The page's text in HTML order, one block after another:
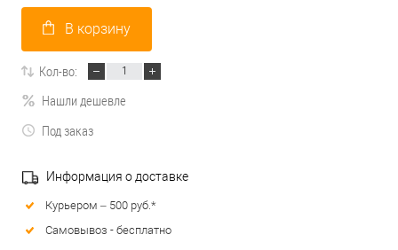
В корзину
Кол-во:
Нашли дешевле
Под заказ
Информация о доставке
Курьером – 500 руб.*
Самовывоз - бесплатно